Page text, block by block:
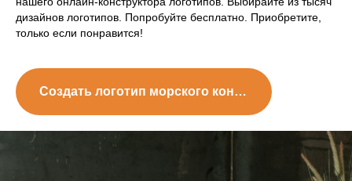
дизайнов логотипов. Попробуйте бесплатно. Приобретите,
только если понравится!
Создать логотип морского конька